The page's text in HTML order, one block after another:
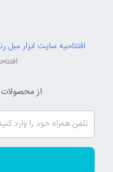
افتتاحیه سایت ابزار مبل
از